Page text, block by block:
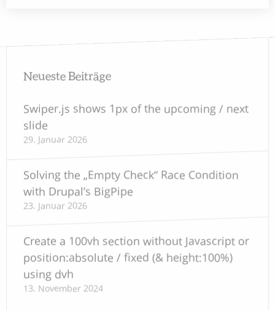
Neueste Beiträge
Swiper.js shows 1px of the upcoming / next
slide
29. Januar 2026
Solving the „Empty Check“ Race Condition
with Drupal’s BigPipe
23. Januar 2026
Create a 100vh section without Javascript or
position:absolute / fixed (& height:100%)
using dvh
13. November 2024